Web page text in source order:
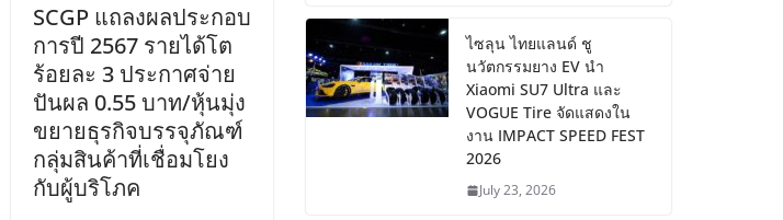
SCGP แถลงผลประกอบ
การปี 2567 รายได้โต
ร้อยละ 3 ประกาศจ่าย
ปันผล 0.55 บาท/หุ้นมุ่ง
ขยายธุรกิจบรรจุภัณฑ์
กลุ่มสินค้าที่เชื่อมโยง
กับผู้บริโภค
ไซลุน ไทยแลนด์ ชู
นวัตกรรมยาง EV นำ
Xiaomi SU7 Ultra และ
VOGUE Tire จัดแสดงใน
งาน IMPACT SPEED FEST
2026
July 23, 2026